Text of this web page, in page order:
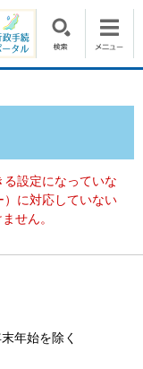
設定になっていな
に対応していない
せん。
年始を除く